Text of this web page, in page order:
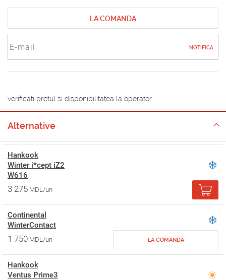
LA COMANDA
NOTIFICA
verificati pretul si disponibilitatea la operator
Alternative
Hankook
Winter i*cept iZ2
W616
3 275 MDL/un
Continental
WinterContact
1 750 MDL/un LA COMANDA
Hankook
Ventus Prime3